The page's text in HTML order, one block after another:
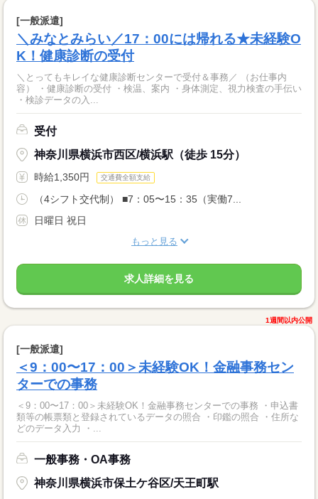
[一般派遣]
＼みなとみらい／17：00には帰れる★未経験O
K！健康診断の受付
＼とってもキレイな健康診断センターで受付＆事務／ （お仕事内
容） ・健康診断の受付 ・検温、案内 ・身体測定、視力検査の手伝い
・検診データの入...
受付
神奈川県横浜市西区/横浜駅（徒歩 15分）
時給1,350円 交通費全額支給
（4シフト交代制） ■7：05〜15：35（実働7...
日曜日 祝日
もっと見る
求人詳細を見る
1週間以内公開
[一般派遣]
＜9：00〜17：00＞未経験OK！金融事務セン
ターでの事務
＜9：00〜17：00＞未経験OK！金融事務センターでの事務 ・申込書
類等の帳票類と登録されているデータの照合 ・印鑑の照合 ・住所な
どのデータ入力 ・...
一般事務・OA事務
神奈川県横浜市保土ケ谷区/天王町駅